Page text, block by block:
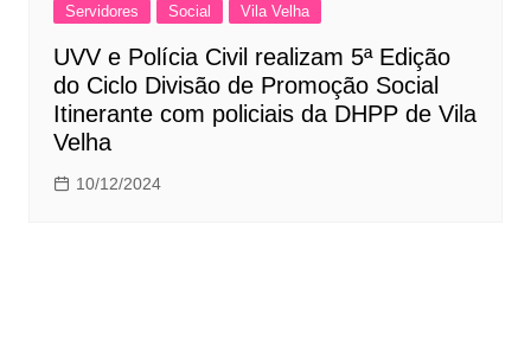
Servidores
Social Vila Velha
UVV e Polícia Civil realizam 5ª Edição
do Ciclo Divisão de Promoção Social
Itinerante com policiais da DHPP de Vila
Velha
10/12/2024